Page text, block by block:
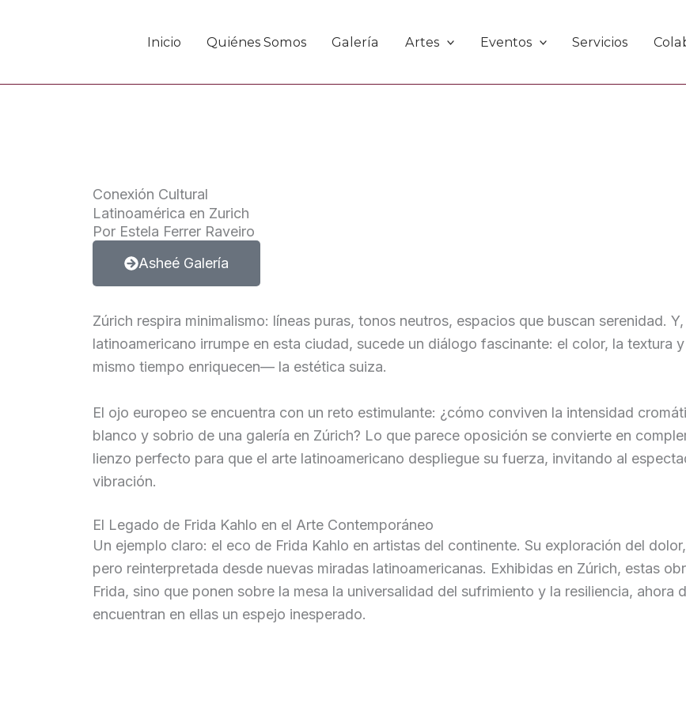
Inicio Quiénes Somos Galería Artes Eventos Servicios
Conexión Cultural
Latinoamérica en Zurich
Por Estela Ferrer Raveiro
Asheé Galería
Zúrich respira minimalismo: líneas puras, tonos neutros, espacios que buscan serenidad.
latinoamericano irrumpe en esta ciudad, sucede un diálogo fascinante: el color, la
mismo tiempo enriquecen— la estética suiza.
El ojo europeo se encuentra con un reto estimulante: ¿cómo conviven la intensidad
blanco y sobrio de una galería en Zúrich? Lo que parece oposición se convierte en
lienzo perfecto para que el arte latinoamericano despliegue su fuerza, invitando al
vibración.
El Legado de Frida Kahlo en el Arte Contemporáneo
Un ejemplo claro: el eco de Frida Kahlo en artistas del continente. Su exploración del
pero reinterpretada desde nuevas miradas latinoamericanas. Exhibidas en Zúrich, estas
Frida, sino que ponen sobre la mesa la universalidad del sufrimiento y la resiliencia,
encuentran en ellas un espejo inesperado.